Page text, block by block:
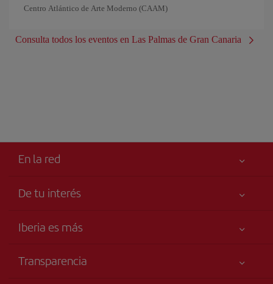
Centro Atlántico de Arte Moderno (CAAM)
Consulta todos los eventos en Las Palmas de Gran Canaria
En la red
De tu interés
Tu seguridad es lo primero
Iberia es más
Talento a bordo
Transparencia